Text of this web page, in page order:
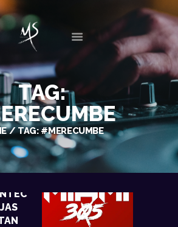
TAG:
TAG: #MERECUMBE